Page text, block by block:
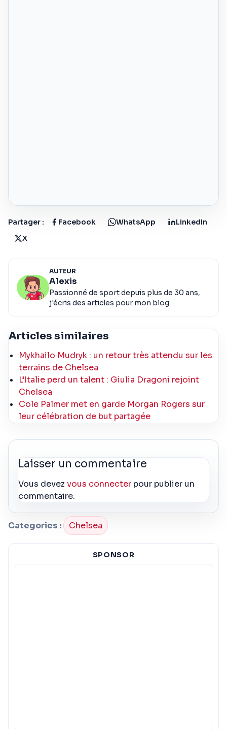
Partager : Facebook WhatsApp
LinkedIn
X
AUTEUR
Alexis
Passionné de sport depuis plus de 30 ans,
j'écris des articles pour mon blog
Articles similaires
Mykhailo Mudryk : un retour très attendu sur les
terrains de Chelsea
L’Italie perd un talent : Giulia Dragoni rejoint
Chelsea
Cole Palmer met en garde Morgan Rogers sur
leur célébration de but partagée
Laisser un commentaire
Vous devezvous connecter pour publier un
commentaire.
Categories : Chelsea
SPONSOR